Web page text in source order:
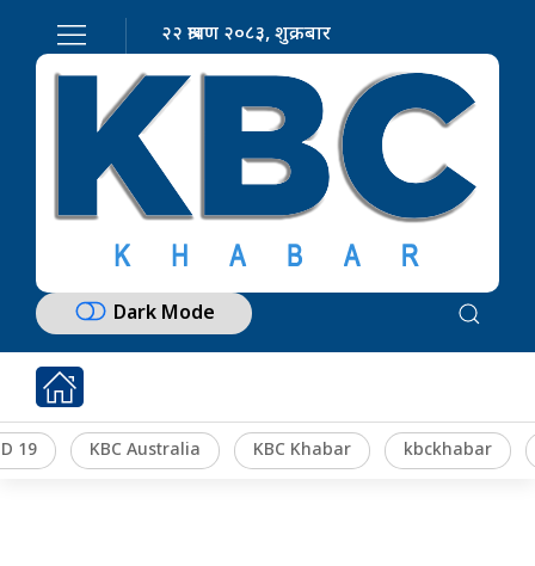
२२ श्रावण २०८३, शुक्रबार
Dark Mode
19 KBC Australia KBC Khabar kbckhabar